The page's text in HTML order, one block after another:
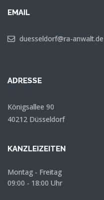
EMAIL
duesseldorf@ra-anwalt.de
ADRESSE
Königsallee 90
40212 Düsseldorf
KANZLEIZEITEN
Montag - Freitag
09:00 - 18:00 Uhr